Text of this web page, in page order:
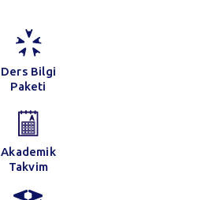
Ders Bilgi
Paketi
Akademik
Takvim